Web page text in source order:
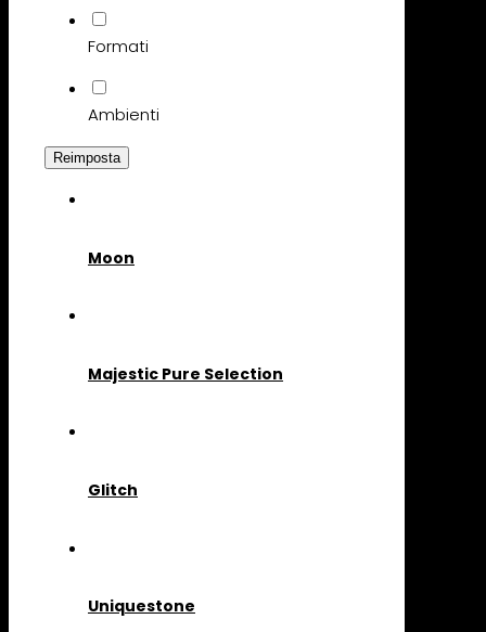
Formati
Ambienti
Reimposta
Moon
Majestic Pure Selection
Glitch
Uniquestone